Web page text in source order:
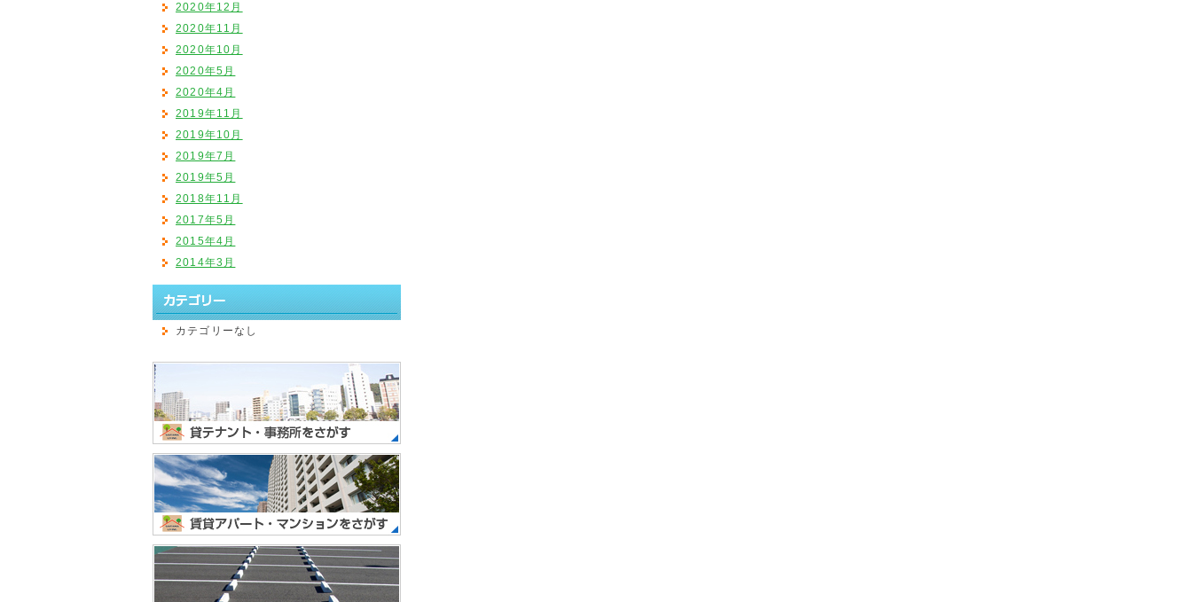
2020年12月
2020年11月
2020年10月
2020年5月
2020年4月
2019年11月
2019年10月
2019年7月
2019年5月
2018年11月
2017年5月
2015年4月
2014年3月
カテゴリーなし